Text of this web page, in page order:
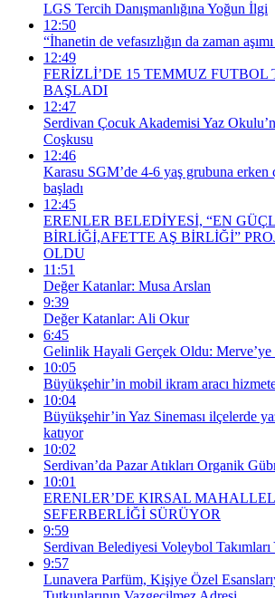
LGS Tercih Danışmanlığına Yoğun İlgi
12:50
“İhanetin de vefasızlığın da zaman
12:49
FERİZLİ’DE 15 TEMMUZ FUTBOL
BAŞLADI
12:47
Serdivan Çocuk Akademisi Yaz
Coşkusu
12:46
Karasu SGM’de 4-6 yaş grubuna
başladı
12:45
ERENLER BELEDİYESİ, “EN
BİRLİĞİ,AFETTE AŞ BİRLİĞİ”
OLDU
11:51
Değer Katanlar: Musa Arslan
9:39
Değer Katanlar: Ali Okur
6:45
Gelinlik Hayali Gerçek Oldu: Merve’ye
10:05
Büyükşehir’in mobil ikram aracı
10:04
Büyükşehir’in Yaz Sineması ilçelerde
katıyor
10:02
Serdivan’da Pazar Atıkları Organik
10:01
ERENLER’DE KIRSAL
SEFERBERLİĞİ SÜRÜYOR
9:59
Serdivan Belediyesi Voleybol Takımları
9:57
Lunavera Parfüm, Kişiye Özel